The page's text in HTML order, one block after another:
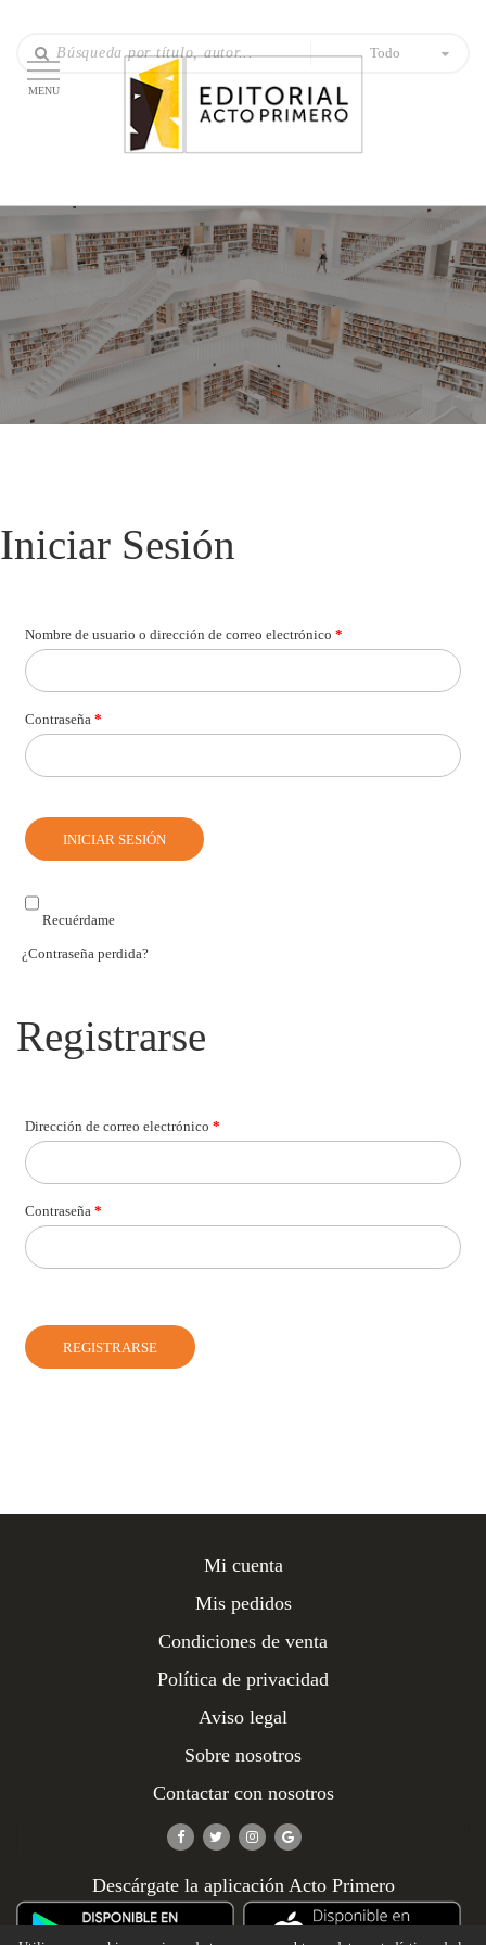
MENU
Todo
Iniciar Sesión
Nombre de usuario o dirección de correo electrónico *
Contraseña *
Recuérdame
¿Contraseña perdida?
Registrarse
Dirección de correo electrónico *
Contraseña *
Mi cuenta
Mis pedidos
Condiciones de venta
Política de privacidad
Aviso legal
Sobre nosotros
Contactar con nosotros
Descárgate la aplicación Acto Primero